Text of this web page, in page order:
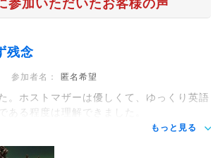
参加いただいたお客様の声
残念
参加者名： 匿名希望
。ホストマザーは優しくて、ゆっくり英語
ある程度は理解できました。
もっと見る